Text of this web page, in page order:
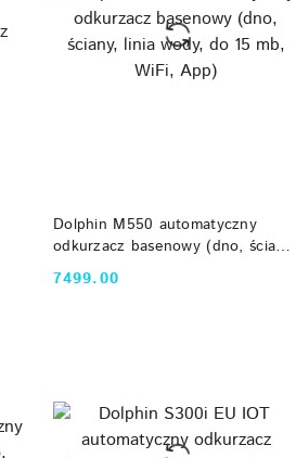
Dolphin M550 automatyczny
odkurzacz basenowy (dno, ściany,
linia wody, do 15 mb, WiFi, App)
Cena:
7499.00
DO KOSZYKA